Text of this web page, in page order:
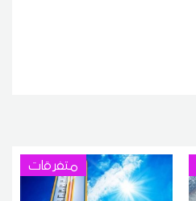
متفرقات